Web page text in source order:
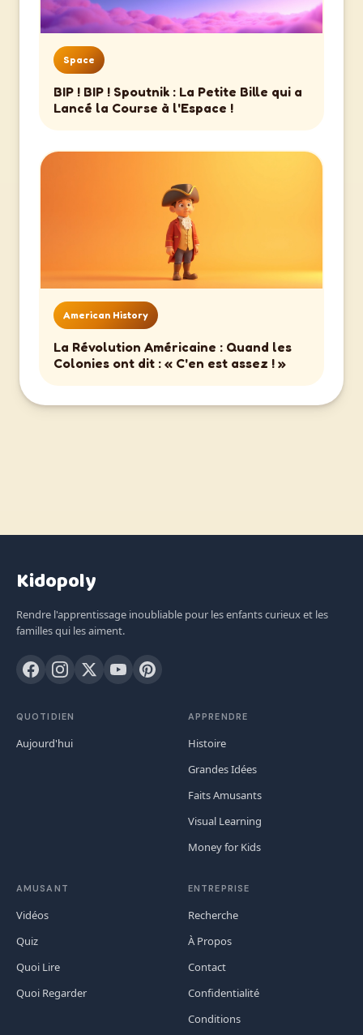
Space
BIP ! BIP ! Spoutnik : La Petite Bille qui a
Lancé la Course à l'Espace !
American History
La Révolution Américaine : Quand les
Colonies ont dit : « C'en est assez ! »
Kidopoly
Rendre l'apprentissage inoubliable pour les enfants curieux et les
familles qui les aiment.
QUOTIDIEN
Aujourd'hui
APPRENDRE
Histoire
Grandes Idées
Faits Amusants
Visual Learning
Money for Kids
AMUSANT
Vidéos
Quiz
Quoi Lire
Quoi Regarder
ENTREPRISE
Recherche
À Propos
Contact
Confidentialité
Conditions